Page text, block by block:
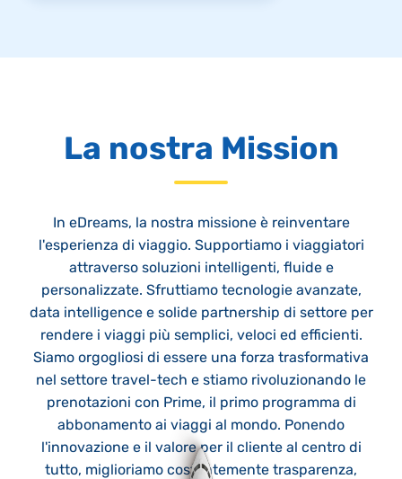
La nostra Mission
In eDreams, la nostra missione è reinventare
l'esperienza di viaggio. Supportiamo i viaggiatori
attraverso soluzioni intelligenti, fluide e
personalizzate. Sfruttiamo tecnologie avanzate,
data intelligence e solide partnership di settore per
rendere i viaggi più semplici, veloci ed efficienti.
Siamo orgogliosi di essere una forza trasformativa
nel settore travel-tech e stiamo rivoluzionando le
prenotazioni con Prime, il primo programma di
abbonamento ai viaggi al mondo. Ponendo
l'innovazione e il valore per il cliente al centro di
tutto, miglioriamo costantemente trasparenza,